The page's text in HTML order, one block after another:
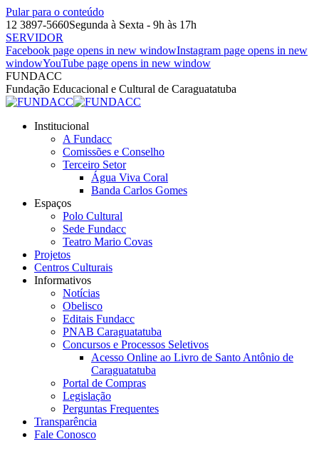
Pular para o conteúdo
12 3897-5660Segunda à Sexta - 9h às 17h
SERVIDOR
Facebook page opens in new windowInstagram page opens in new
windowYouTube page opens in new window
FUNDACC
Fundação Educacional e Cultural de Caraguatatuba
Institucional
A Fundacc
Comissões e Conselho
Terceiro Setor
Água Viva Coral
Banda Carlos Gomes
Espaços
Polo Cultural
Sede Fundacc
Teatro Mario Covas
Projetos
Centros Culturais
Informativos
Notícias
Obelisco
Editais Fundacc
PNAB Caraguatatuba
Concursos e Processos Seletivos
Acesso Online ao Livro de Santo Antônio de
Caraguatatuba
Portal de Compras
Legislação
Perguntas Frequentes
Transparência
Fale Conosco